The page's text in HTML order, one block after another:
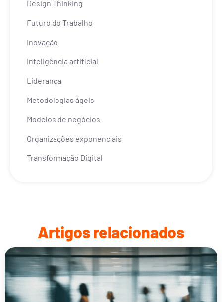
Design Thinking
Futuro do Trabalho
Inovação
Inteligência artificial
Liderança
Metodologias ágeis
Modelos de negócios
Organizações exponenciais
Transformação Digital
Artigos relacionados